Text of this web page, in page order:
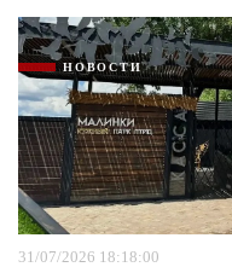
НОВОСТИ
31/07/2026 18:18:00